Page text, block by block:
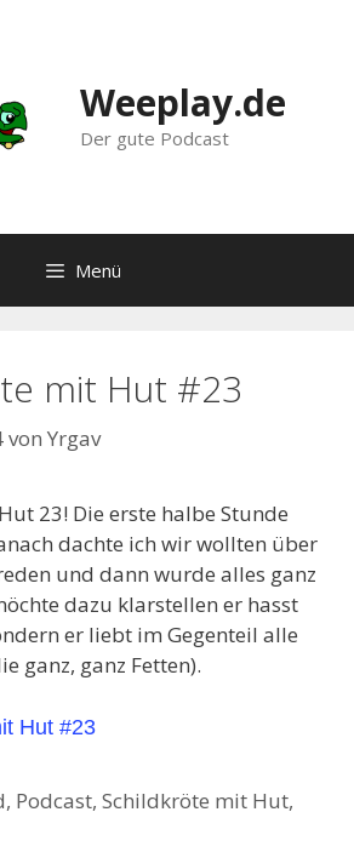
Weeplay.de
Der gute Podcast
Menü
mit Hut #23
von Yrgav
23! Die erste halbe Stunde
dachte ich wir wollten über
und dann wurde alles ganz
dazu klarstellen er hasst
er liebt im Gegenteil alle
ganz, ganz Fetten).
Hut #23
, Podcast,Schildkröte mit Hut,